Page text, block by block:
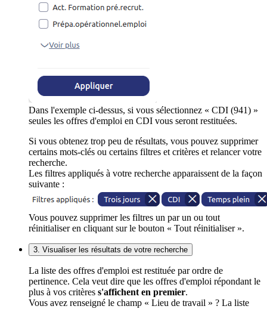
Dans l'exemple ci-dessus, si vous sélectionnez « CDI (941) »
seules les offres d'emploi en CDI vous seront restituées.
Si vous obtenez trop peu de résultats, vous pouvez supprimer
certains mots-clés ou certains filtres et critères et relancer votre
recherche.
Les filtres appliqués à votre recherche apparaissent de la façon
suivante :
Vous pouvez supprimer les filtres un par un ou tout
réinitialiser en cliquant sur le bouton « Tout réinitialiser ».
3. Visualiser les résultats de votre recherche
La liste des offres d'emploi est restituée par ordre de
pertinence. Cela veut dire que les offres d'emploi répondant le
plus à vos critères s'affichent en premier.
Vous avez renseigné le champ « Lieu de travail » ? La liste